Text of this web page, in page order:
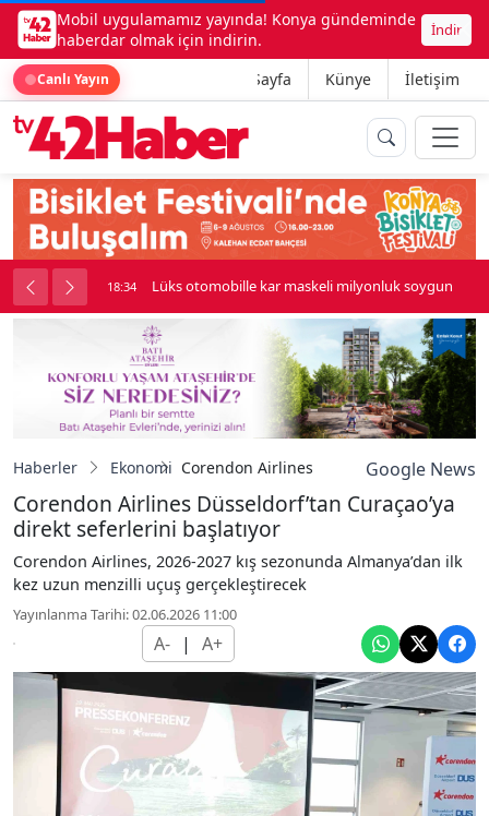
Mobil uygulamamız yayında! Konya gündeminde
haberdar olmak için indirin.
İndir
Canlı Yayın Ana Sayfa Künye İletişim
kavga çıktı 18:34 Lüks otomobille kar maskeli milyonluk soygun
Haberler Ekonomi Corendon Airlines Düsseldorf’tanGoogle News
Corendon Airlines Düsseldorf’tan Curaçao’ya
direkt seferlerini başlatıyor
Corendon Airlines, 2026-2027 kış sezonunda Almanya’dan ilk
kez uzun menzilli uçuş gerçekleştirecek
Yayınlanma Tarihi: 02.06.2026 11:00
A- | A+